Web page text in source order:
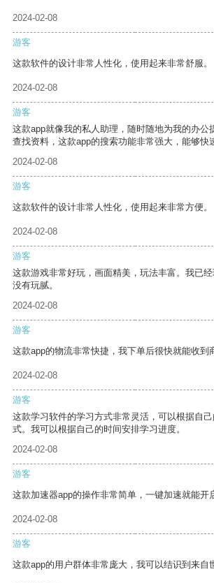
2024-02-08
游客
这款软件的设计非常人性化，使用起来非常舒服。
2024-02-08
游客
这款app就像我的私人助理，随时随地为我的办公
查找资料，这款app的搜索功能非常强大，能够快
2024-02-08
游客
这款软件的设计非常人性化，使用起来非常方便。
2024-02-08
游客
这款游戏非常好玩，画面精美，玩法丰富。我已
没有玩腻。
2024-02-08
游客
这款app的物流非常快捷，我下单后很快就能收到
2024-02-08
游客
这款学习软件的学习方式非常灵活，可以根据自
式。我可以根据自己的时间安排学习进度。
2024-02-08
游客
这款加速器app的操作非常简单，一键加速就能开
2024-02-08
游客
这款app的用户群体非常庞大，我可以结识到来自